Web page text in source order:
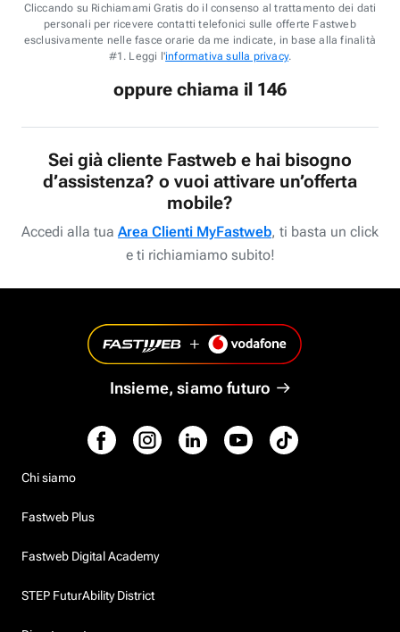
Cliccando su Richiamami Gratis do il consenso al trattamento dei dati
personali per ricevere contatti telefonici sulle offerte Fastweb
esclusivamente nelle fasce orarie da me indicate, in base alla finalità
#1. Leggi l'informativa sulla privacy.
oppure chiama il 146
Sei già cliente Fastweb e hai bisogno
d’assistenza? o vuoi attivare un’offerta
mobile?
Accedi alla tua Area Clienti MyFastweb, ti basta un click
e ti richiamiamo subito!
Insieme, siamo futuro
Chi siamo
Fastweb Plus
Fastweb Digital Academy
STEP FuturAbility District